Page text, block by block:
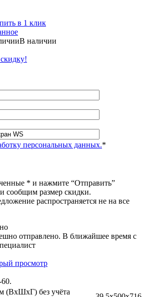
в 1 клик
В наличии
персональных данных.*
* и нажмите “Отправить”
сообщим размер скидки.
распространяется не на все
отправлено. В ближайшее время с
просмотр
(ВхШхГ) без учёта